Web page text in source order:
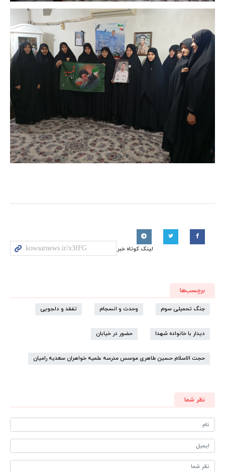
لینک کوتاه خبر
برچسب‌ها
جنگ تحمیلی سوم وحدت و انسجام تفقد و دلجویی
دیدار با خانواده شهدا حضور در خیابان
حجت الاسلام حسین طاهری موسس مدرسه علمیه خواهران سعدیه رامیان
نظر شما